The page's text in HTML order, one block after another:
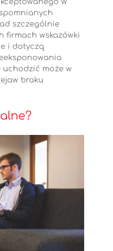
w
szczególnie
firmach wskazówki
i dotyczą
może w
braku